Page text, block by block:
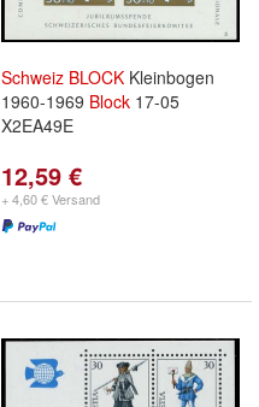
Schweiz BLOCK Kleinbogen
1960-1969 Block 17-05
X2EA49E
12,59 €
+ 4,60 € Versand